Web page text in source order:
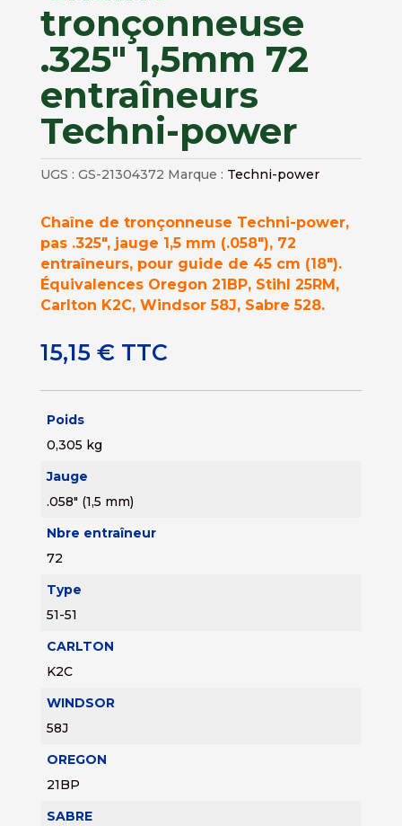
tronçonneuse
.325″ 1,5mm 72
entraîneurs
Techni-power
UGS : GS-21304372 Marque : Techni-power
Chaîne de tronçonneuse Techni-power,
pas .325″, jauge 1,5 mm (.058″), 72
entraîneurs, pour guide de 45 cm (18″).
Équivalences Oregon 21BP, Stihl 25RM,
Carlton K2C, Windsor 58J, Sabre 528.
15,15 € TTC
Poids
0,305 kg
Jauge
.058" (1,5 mm)
Nbre entraîneur
72
Type
51-51
CARLTON
K2C
WINDSOR
58J
OREGON
21BP
SABRE